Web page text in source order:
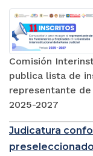
Comisión
publica lista de
representante
2025-2027
Judicatura